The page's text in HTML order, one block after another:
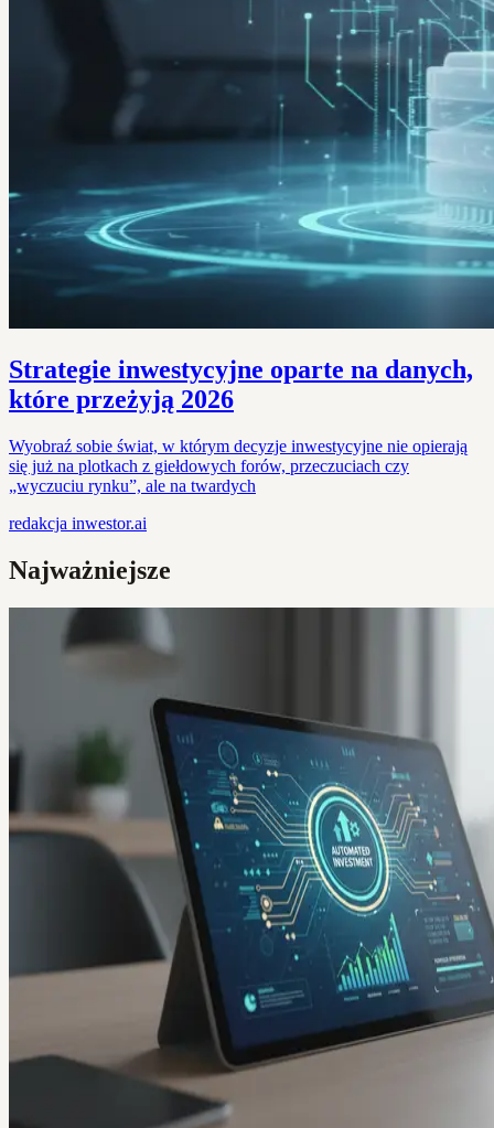
Strategie inwestycyjne oparte na danych,
które przeżyją 2026
Wyobraź sobie świat, w którym decyzje inwestycyjne nie opierają
się już na plotkach z giełdowych forów, przeczuciach czy
„wyczuciu rynku”, ale na twardych
redakcja inwestor.ai
Najważniejsze